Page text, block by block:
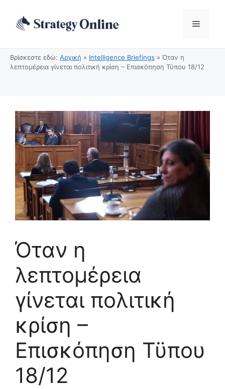
περιεχόμενο
Μενού
Βρίσκεστε εδώ: Αρχική » Intelligence Briefings » Όταν η
λεπτομέρεια γίνεται πολιτική κρίση – Επισκόπηση Τϋπου 18/12
Όταν η
λεπτομέρεια
γίνεται πολιτική
κρίση –
Επισκόπηση Τϋπου
18/12